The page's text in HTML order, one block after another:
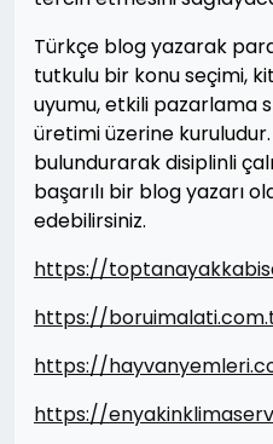
Türkçe blog yazarak
tutkulu bir konu seçimi,
uyumu, etkili pazarlama
üretimi üzerine kuruludur.
bulundurarak disiplinli
başarılı bir blog yazarı
edebilirsiniz.
https://
https://
https://
https://